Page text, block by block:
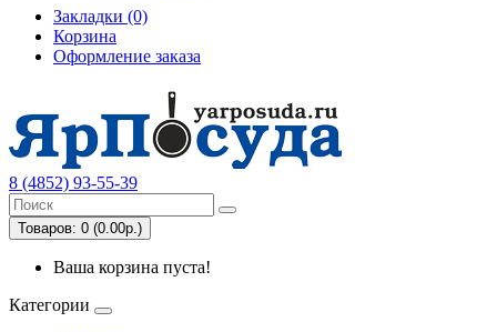
Закладки (0)
Корзина
Оформление заказа
8 (4852) 93-55-39
Товаров: 0 (0.00р.)
Ваша корзина пуста!
Категории